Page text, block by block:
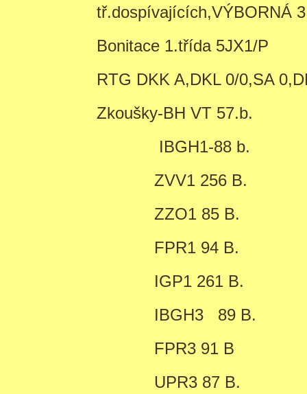
tř.dospívajících,VÝBORNÁ 3
Bonitace 1.třída 5JX1/P
RTG DKK A,DKL 0/0,SA
Zkoušky-BH VT 57.b.
IBGH1-88 b.
ZVV1 256 B.
ZZO1 85 B.
FPR1 94 B.
IGP1 261 B.
IBGH3 89 B.
FPR3 91 B
UPR3 87 B.